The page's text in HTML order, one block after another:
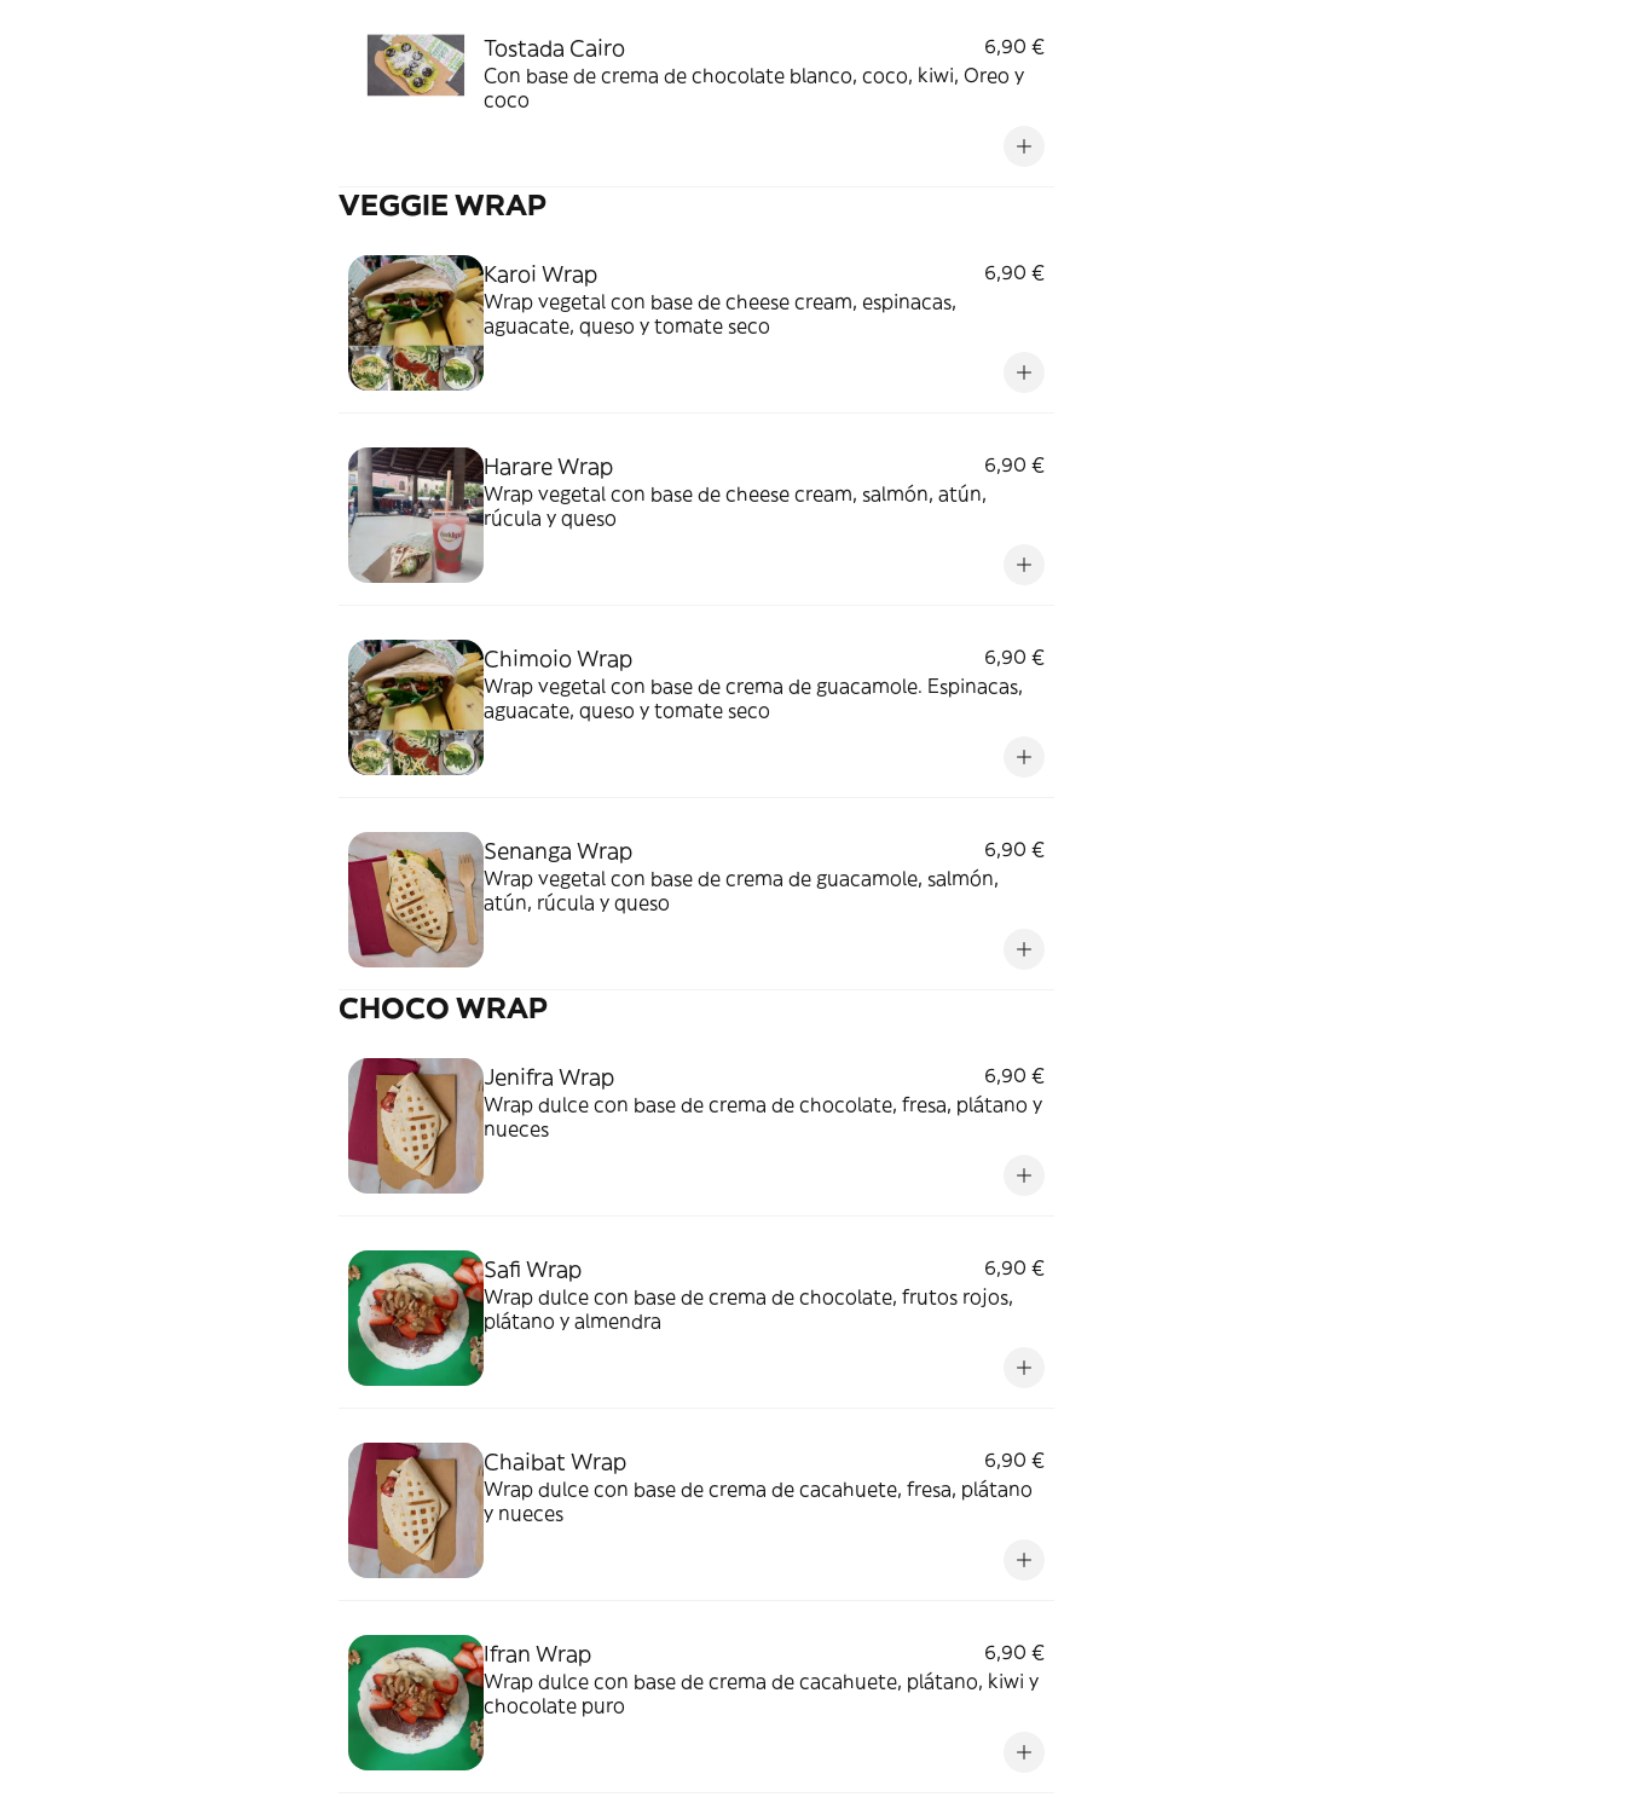
Tostada Cairo
6,90 €
Con base de crema de chocolate blanco, coco, kiwi, Oreo y
coco
VEGGIE WRAP
Karoi Wrap
6,90 €
Wrap vegetal con base de cheese cream, espinacas,
aguacate, queso y tomate seco
Harare Wrap
6,90 €
Wrap vegetal con base de cheese cream, salmón, atún,
rúcula y queso
Chimoio Wrap
6,90 €
Wrap vegetal con base de crema de guacamole. Espinacas,
aguacate, queso y tomate seco
Senanga Wrap
6,90 €
Wrap vegetal con base de crema de guacamole, salmón,
atún, rúcula y queso
CHOCO WRAP
Jenifra Wrap
6,90 €
Wrap dulce con base de crema de chocolate, fresa, plátano y
nueces
Safi Wrap
6,90 €
Wrap dulce con base de crema de chocolate, frutos rojos,
plátano y almendra
Chaibat Wrap
6,90 €
Wrap dulce con base de crema de cacahuete, fresa, plátano
y nueces
Ifran Wrap
6,90 €
Wrap dulce con base de crema de cacahuete, plátano, kiwi y
chocolate puro